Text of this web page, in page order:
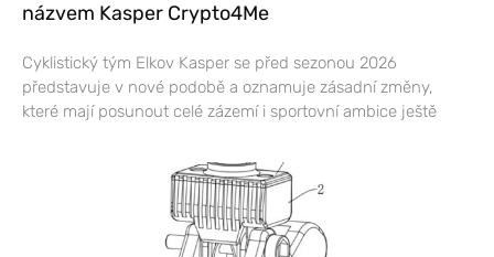
názvem Kasper Crypto4Me
Cyklistický tým Elkov Kasper se před sezonou 2026
představuje v nové podobě a oznamuje zásadní změny,
které mají posunout celé zázemí i sportovní ambice ještě